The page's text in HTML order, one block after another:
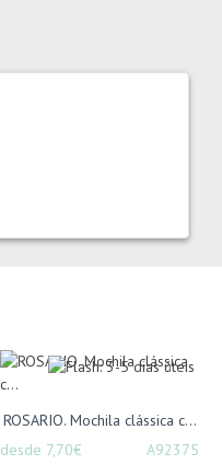
ROSARIO. Mochila clássica c...
desde 7,70€
A92375